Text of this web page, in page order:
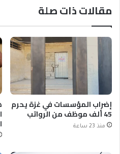
مقالات ذات صلة
إضراب المؤسسات في غزة يحرم
45 ألف موظف من الرواتب
منذ 23 ساعة